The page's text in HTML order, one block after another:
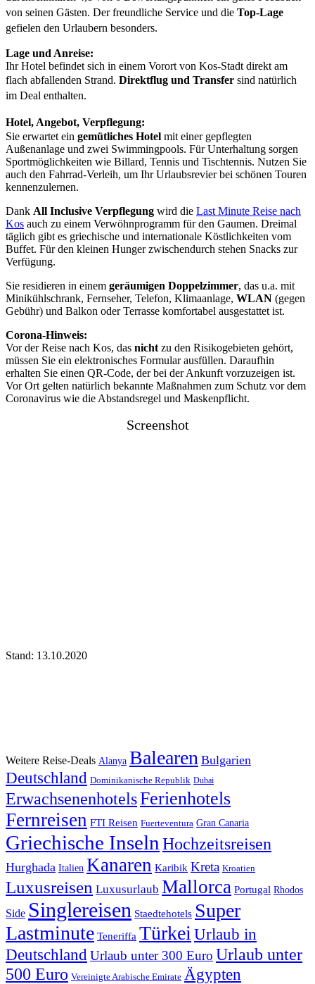
von seinen Gästen. Der freundliche Service und die Top-Lage
gefielen den Urlaubern besonders.
Lage und Anreise:
Ihr Hotel befindet sich in einem Vorort von Kos-Stadt direkt am
flach abfallenden Strand. Direktflug und Transfer sind natürlich
im Deal enthalten.
Hotel, Angebot, Verpflegung:
Sie erwartet ein gemütliches Hotel mit einer gepflegten
Außenanlage und zwei Swimmingpools. Für Unterhaltung sorgen
Sportmöglichkeiten wie Billard, Tennis und Tischtennis. Nutzen Sie
auch den Fahrrad-Verleih, um Ihr Urlaubsrevier bei schönen Touren
kennenzulernen.
Dank All Inclusive Verpflegung wird die Last Minute Reise nach
Kos auch zu einem Verwöhnprogramm für den Gaumen. Dreimal
täglich gibt es griechische und internationale Köstlichkeiten vom
Buffet. Für den kleinen Hunger zwischendurch stehen Snacks zur
Verfügung.
Sie residieren in einem geräumigen Doppelzimmer, das u.a. mit
Minikühlschrank, Fernseher, Telefon, Klimaanlage, WLAN (gegen
Gebühr) und Balkon oder Terrasse komfortabel ausgestattet ist.
Corona-Hinweis:
Vor der Reise nach Kos, das nicht zu den Risikogebieten gehört,
müssen Sie ein elektronisches Formular ausfüllen. Daraufhin
erhalten Sie einen QR-Code, der bei der Ankunft vorzuzeigen ist.
Vor Ort gelten natürlich bekannte Maßnahmen zum Schutz vor dem
Coronavirus wie die Abstandsregel und Maskenpflicht.
Screenshot
Stand: 13.10.2020
Weitere Reise-Deals Alanya Balearen Bulgarien
Deutschland Dominikanische Republik Dubai
ErwachsenenhotelsFerienhotels
Fernreisen FTI Reisen Fuerteventura Gran Canaria
Griechische Inseln Hochzeitsreisen
Hurghada Italien Kanaren Karibik Kreta Kroatien
Luxusreisen Luxusurlaub Mallorca Portugal Rhodos
Side Singlereisen Staedtehotels Super
Lastminute Teneriffa Türkei Urlaub in
Deutschland Urlaub unter 300 Euro Urlaub unter
500 Euro Vereinigte Arabische Emirate Ägypten